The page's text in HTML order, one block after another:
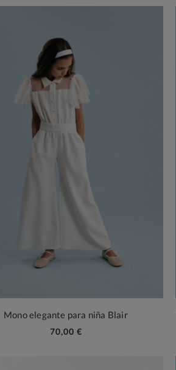
Mono elegante para niña Blair
70,00 €